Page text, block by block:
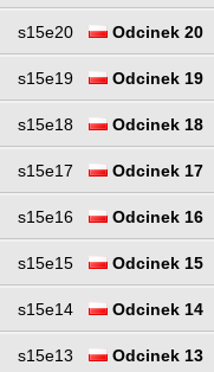
s15e20 Odcinek 20
s15e19 Odcinek 19
s15e18 Odcinek 18
s15e17 Odcinek 17
s15e16 Odcinek 16
s15e15 Odcinek 15
s15e14 Odcinek 14
s15e13 Odcinek 13